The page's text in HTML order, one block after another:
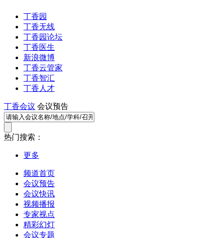
丁香园
丁香无线
丁香园论坛
丁香医生
新浪微博
丁香云管家
丁香智汇
丁香人才
丁香会议 会议预告
热门搜索：
更多
频道首页
会议预告
会议快讯
视频播报
专家视点
精彩幻灯
会议专题